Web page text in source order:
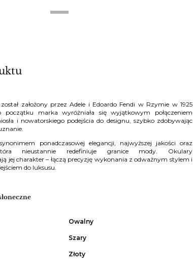
został założony przez Adele i Edoardo Fendi w Rzymie w 1925
początku marka wyróżniała się wyjątkowym połączeniem
i nowatorskiego podejścia do designu, szybko zdobywając
ponadczasowej elegancji, najwyższej jakości oraz
nieustannie redefiniuje granice mody. Okulary
jej charakter – łączą precyzję wykonania z odważnym stylem i
do luksusu.
Owalny
Szary
Złoty